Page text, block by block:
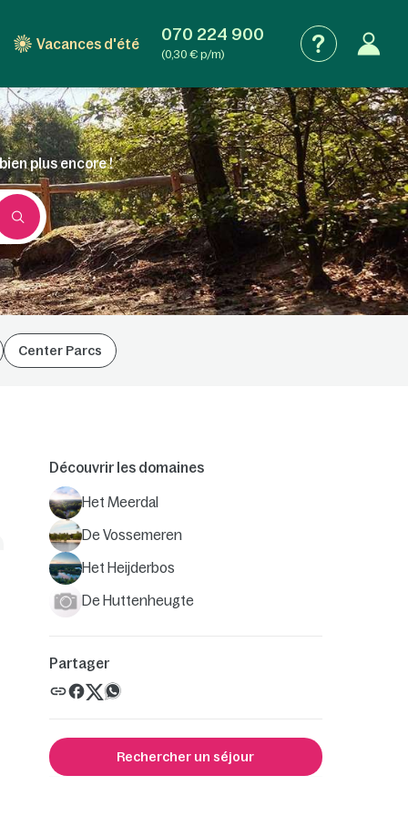
Vacances d'été 070 224 900
(0,30 € p/m)
plus encore !
Center Parcs
Découvrir les domaines
Het Meerdal
De Vossemeren
Het Heijderbos
De Huttenheugte
Partager
Rechercher un séjour